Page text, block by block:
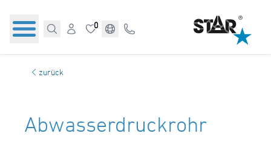
0
zurück
Abwasserdruckrohr